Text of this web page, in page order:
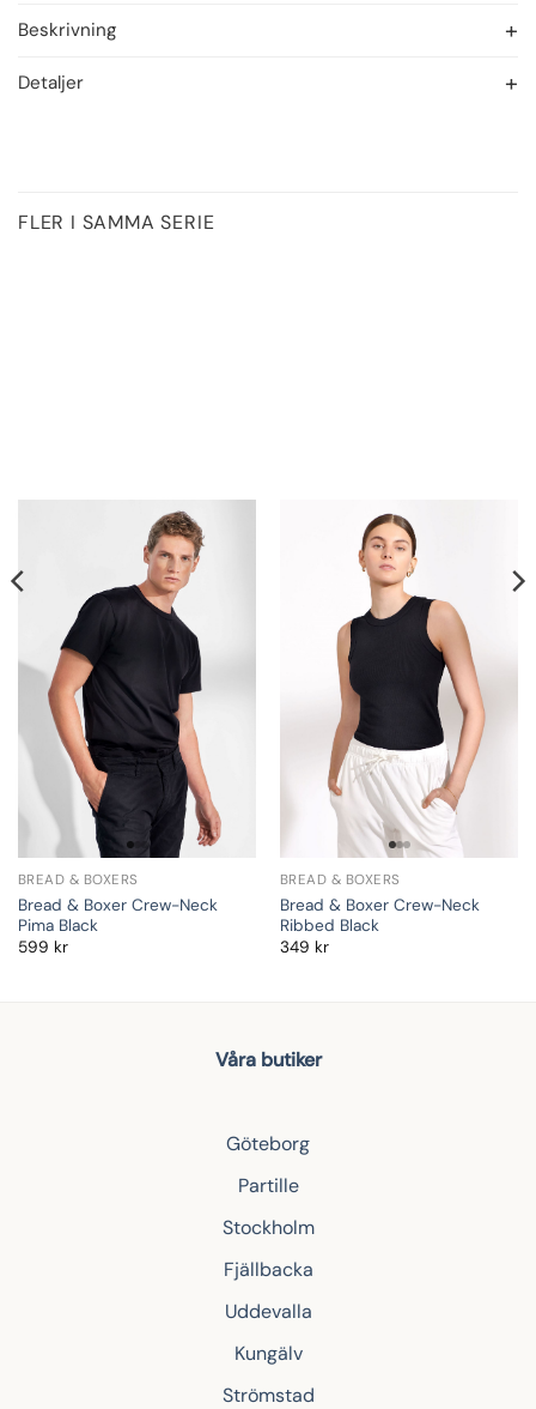
Beskrivning
Detaljer
FLER I SAMMA SERIE
BREAD & BOXERS
Bread & Boxer Crew-Neck
Pima Black
599 kr
BREAD & BOXERS
Bread & Boxer Crew-Neck
Ribbed Black
349 kr
Våra butiker
Göteborg
Partille
Stockholm
Fjällbacka
Uddevalla
Kungälv
Strömstad